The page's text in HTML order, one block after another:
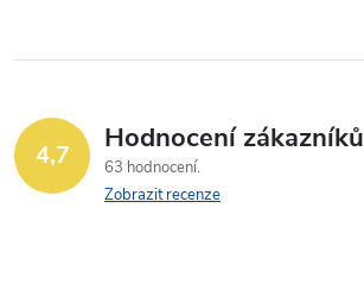
4,7 Hodnocení zákazníků
63 hodnocení
Zobrazit recenze